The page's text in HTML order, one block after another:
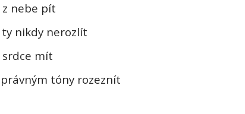
nebe pít
ty nikdy nerozlít
mít
tóny rozeznít